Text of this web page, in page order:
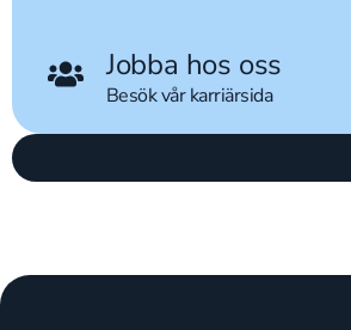
Jobba hos oss
Besök vår karriärsida